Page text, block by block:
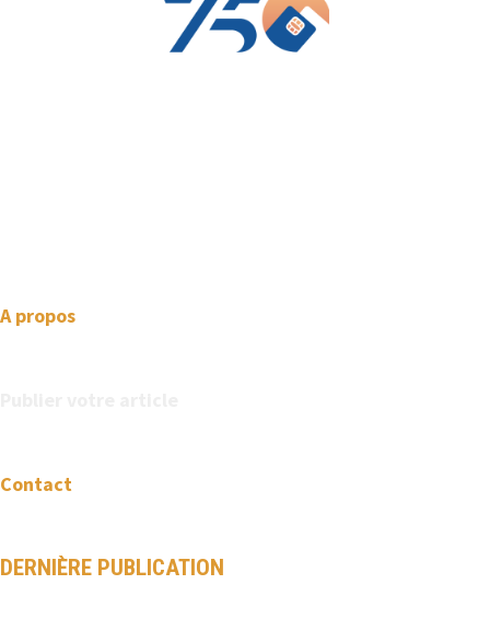
A propos
Contact
DERNIÈRE PUBLICATION